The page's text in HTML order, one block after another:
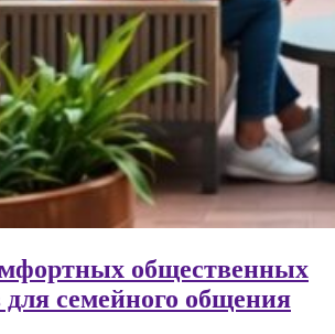
общественных
для семейного общения